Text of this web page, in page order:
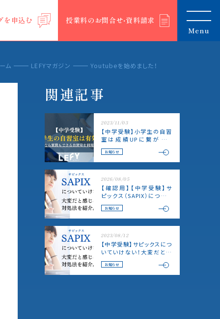
を申込む
授業料のお問合せ‧資料請求
Menu
ム LEFYマガジン Youtubeを始めました！
関連記事
2023/11/03
【中学受験】小学生の自習
室は成績UPに繋がる？
LEFYなら質問もできる自習
室を利用可能！
お知らせ
2026/08/05
【確認用】【中学受験】サ
ピックス（SAPIX）について
いけない｜小4・小5・小6別
の原因と立て直し方
お知らせ
2023/08/12
【中学受験】サピックスにつ
いていけない！大変だと感
じる原因と対処法を紹介
お知らせ